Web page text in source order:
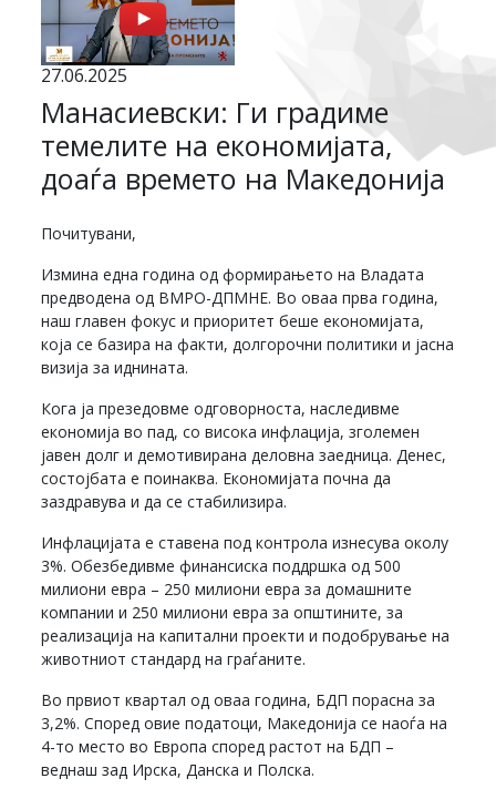
27.06.2025
Манасиевски: Ги градиме
темелите на економијата,
доаѓа времето на Македонија
Почитувани,
Измина една година од формирањето на Владата
предводена од ВМРО-ДПМНЕ. Во оваа прва година,
наш главен фокус и приоритет беше економијата,
која се базира на факти, долгорочни политики и јасна
визија за иднината.
Кога ја презедовме одговорноста, наследивме
економија во пад, со висока инфлација, зголемен
јавен долг и демотивирана деловна заедница. Денес,
состојбата е поинаква. Економијата почна да
заздравува и да се стабилизира.
Инфлацијата е ставена под контрола изнесува околу
3%. Обезбедивме финансиска поддршка од 500
милиони евра – 250 милиони евра за домашните
компании и 250 милиони евра за општините, за
реализација на капитални проекти и подобрување на
животниот стандард на граѓаните.
Во првиот квартал од оваа година, БДП порасна за
3,2%. Според овие податоци, Македонија се наоѓа на
4-то место во Европа според растот на БДП –
веднаш зад Ирска, Данска и Полска.